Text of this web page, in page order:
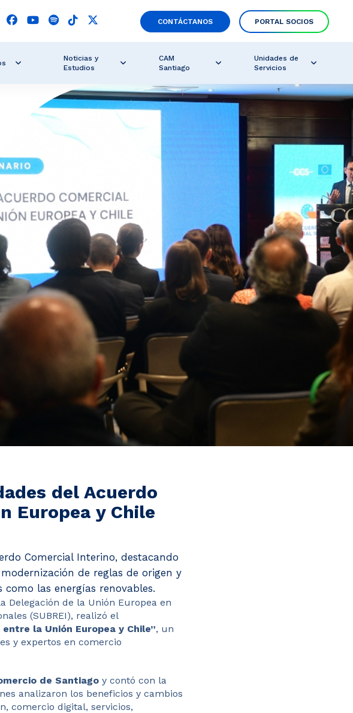
CONTÁCTANOS PORTAL SOCIOS
Noticias y
Estudios
CAM
Santiago
Unidades de
Servicios
del Acuerdo
Europea y Chile
Comercial Interino, destacando
de reglas de origen y
las energías renovables.
Delegación de la Unión Europea en
(SUBREI), realizó el
la Unión Europea y Chile”, un
y expertos en comercio
de Santiago y contó con la
analizaron los beneficios y cambios
comercio digital, servicios,